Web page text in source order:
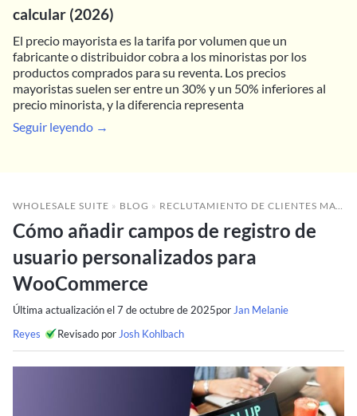
calcular (2026)
El precio mayorista es la tarifa por volumen que un
fabricante o distribuidor cobra a los minoristas por los
productos comprados para su reventa. Los precios
mayoristas suelen ser entre un 30% y un 50% inferiores al
precio minorista, y la diferencia representa
Seguir leyendo →
WHOLESALE SUITE » BLOG » RECLUTAMIENTO DE CLIENTES MAYORISTAS
Cómo añadir campos de registro de
usuario personalizados para
WooCommerce
Última actualización el7 de octubre de 2025por Jan Melanie
Reyes
Revisado por Josh Kohlbach